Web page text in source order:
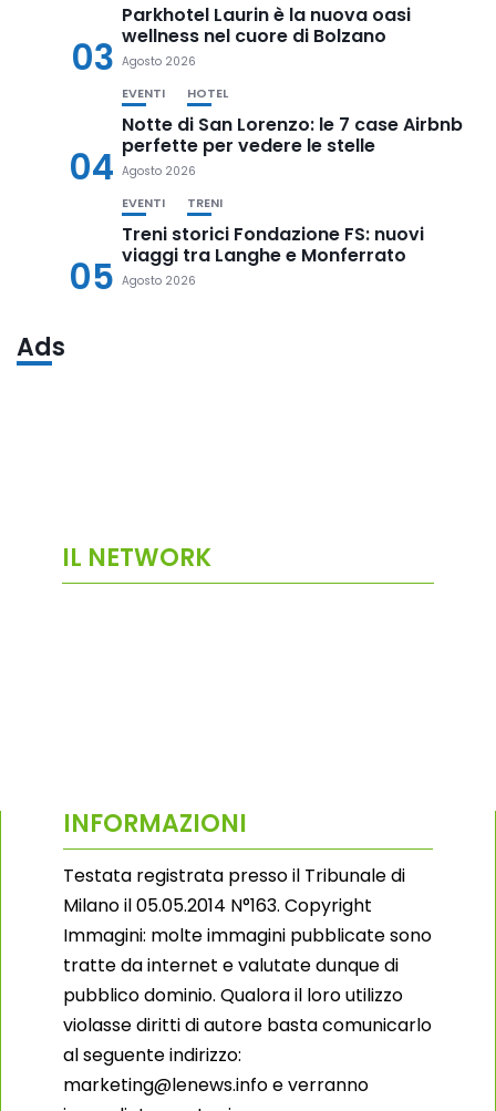
03
Parkhotel Laurin è la nuova oasi
wellness nel cuore di Bolzano
Agosto 2026
04
EVENTI HOTEL
Notte di San Lorenzo: le 7 case Airbnb
perfette per vedere le stelle
Agosto 2026
05
EVENTI TRENI
Treni storici Fondazione FS: nuovi
viaggi tra Langhe e Monferrato
Agosto 2026
Ads
IL NETWORK
INFORMAZIONI
Testata registrata presso il Tribunale di
Milano il 05.05.2014 N°163. Copyright
Immagini: molte immagini pubblicate sono
tratte da internet e valutate dunque di
pubblico dominio. Qualora il loro utilizzo
violasse diritti di autore basta comunicarlo
al seguente indirizzo:
marketing@lenews.info e verranno